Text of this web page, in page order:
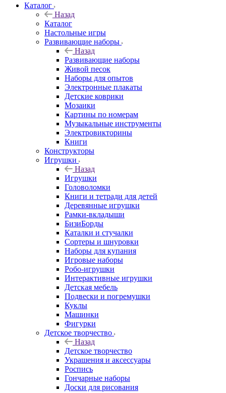
Каталог
Назад
Каталог
Настольные игры
Развивающие наборы
Назад
Развивающие наборы
Живой песок
Наборы для опытов
Электронные плакаты
Детские коврики
Мозаики
Картины по номерам
Музыкальные инструменты
Электровикторины
Книги
Конструкторы
Игрушки
Назад
Игрушки
Головоломки
Книги и тетради для детей
Деревянные игрушки
Рамки-вкладыши
БизиБорды
Каталки и стучалки
Сортеры и шнуровки
Наборы для купания
Игровые наборы
Робо-игрушки
Интерактивные игрушки
Детская мебель
Подвески и погремушки
Куклы
Машинки
Фигурки
Детское творчество
Назад
Детское творчество
Украшения и аксессуары
Роспись
Гончарные наборы
Доски для рисования